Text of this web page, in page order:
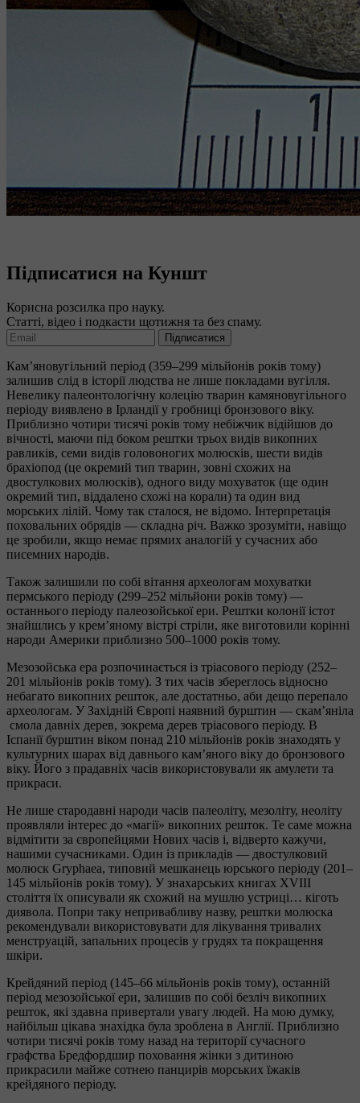
Підписатися на Куншт
Корисна розсилка про науку.
Статті, відео і подкасти щотижня та без спаму.
Підписатися
Кам’яновугільний період (359–299 мільйонів років тому)
залишив слід в історії людства не лише покладами вугілля.
Невелику палеонтологічну колецію тварин камяновугільного
періоду виявлено в Ірландії у гробниці бронзового віку.
Приблизно чотири тисячі років тому небіжчик відійшов до
вічності, маючи під боком рештки трьох видів викопних
равликів, семи видів головоногих молюсків, шести видів
брахіопод (це окремий тип тварин, зовні схожих на
двостулкових молюсків), одного виду мохуваток (ще один
окремий тип, віддалено схожі на корали) та один вид
морських лілій. Чому так сталося, не відомо. Інтерпретація
поховальних обрядів — складна річ. Важко зрозуміти, навіщо
це зробили, якщо немає прямих аналогій у сучасних або
писемних народів.
Також залишили по собі вітання археологам мохуватки
пермського періоду (299–252 мільйони років тому) —
останнього періоду палеозойської ери. Рештки колонії істот
знайшлись у крем’яному вістрі стріли, яке виготовили корінні
народи Америки приблизно 500–1000 років тому.
Мезозойська ера розпочинається із тріасового періоду (252–
201 мільйонів років тому). З тих часів збереглось відносно
небагато викопних решток, але достатньо, аби дещо перепало
археологам. У Західній Європі наявний бурштин — скам’яніла
смола давніх дерев, зокрема дерев тріасового періоду. В
Іспанії бурштин віком понад 210 мільйонів років знаходять у
культурних шарах від давнього кам’яного віку до бронзового
віку. Його з прадавніх часів використовували як амулети та
прикраси.
Не лише стародавні народи часів палеоліту, мезоліту, неоліту
проявляли інтерес до «магії» викопних решток. Те саме можна
відмітити за європейцями Нових часів і, відверто кажучи,
нашими сучасниками. Один із прикладів — двостулковий
молюск Gryphaea, типовий мешканець юрського періоду (201–
145 мільйонів років тому). У знахарських книгах XVIII
століття їх описували як схожий на мушлю устриці… кіготь
диявола. Попри таку непривабливу назву, рештки молюска
рекомендували використовувати для лікування тривалих
менструацій, запальних процесів у грудях та покращення
шкіри.
Крейдяний період (145–66 мільйонів років тому), останній
період мезозойської ери, залишив по собі безліч викопних
решток, які здавна привертали увагу людей. На мою думку,
найбільш цікава знахідка була зроблена в Англії. Приблизно
чотири тисячі років тому назад на території сучасного
графства Бредфордшир поховання жінки з дитиною
прикрасили майже сотнею панцирів морських їжаків
крейдяного періоду.